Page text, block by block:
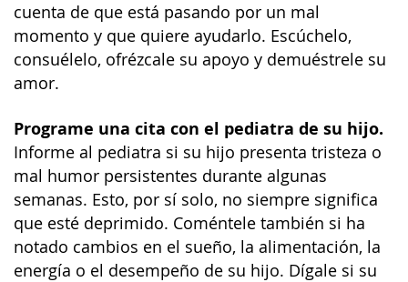
cuenta de que está pasando por un mal
momento y que quiere ayudarlo. Escúchelo,
consuélelo, ofrézcale su apoyo y demuéstrele su
amor.
Programe una cita con el pediatra de su hijo.
Informe al pediatra si su hijo presenta tristeza o
mal humor persistentes durante algunas
semanas. Esto, por sí solo, no siempre significa
que esté deprimido. Coméntele también si ha
notado cambios en el sueño, la alimentación, la
energía o el desempeño de su hijo. Dígale si su